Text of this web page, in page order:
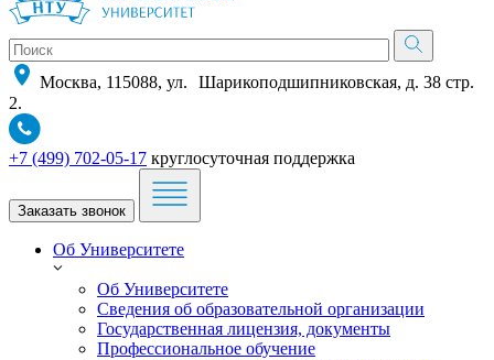
Москва, 115088, ул. Шарикоподшипниковская, д. 38 стр.
2.
+7 (499) 702-05-17 круглосуточная поддержка
Заказать звонок
Об Университете
Об Университете
Сведения об образовательной организации
Государственная лицензия, документы
Профессиональное обучение